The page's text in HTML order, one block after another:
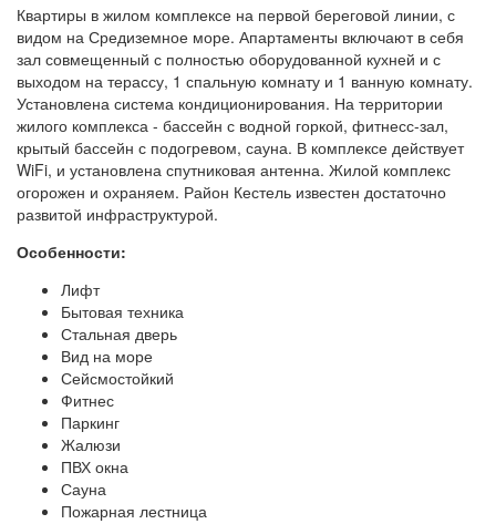
Квартиры в жилом комплексе на первой береговой линии, с
видом на Средиземное море. Апартаменты включают в себя
зал совмещенный с полностью оборудованной кухней и с
выходом на терассу, 1 спальную комнату и 1 ванную комнату.
Установлена система кондиционирования. На территории
жилого комплекса - бассейн с водной горкой, фитнесс-зал,
крытый бассейн с подогревом, сауна. В комплексе действует
WiFi, и установлена спутниковая антенна. Жилой комплекс
огорожен и охраняем. Район Кестель известен достаточно
развитой инфраструктурой.
Особенности:
Лифт
Бытовая техника
Стальная дверь
Вид на море
Сейсмостойкий
Фитнес
Паркинг
Жалюзи
ПВХ окна
Сауна
Пожарная лестница